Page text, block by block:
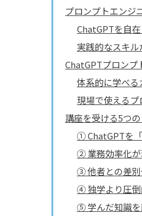
プロンプトエンジ
ChatGPTを自
実践的なスキ
ChatGPTプロンプ
体系的に学べる
現場で使えるプ
講座を受ける5つ
① ChatGPTを
② 業務効率化が
③ 他者との差別
④ 独学より圧
⑤ 学んだ知識